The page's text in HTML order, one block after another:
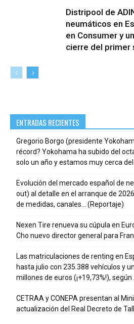
Distripool de
neumáticos en
en Consumer y
cierre del primer
ENTRADAS RECIENTES
Gregorio Borgo (presidente
récord? Yokohama ha subido del
solo un año y estamos muy cerca del
Evolución del mercado español de
out) al detalle en el arranque de
de medidas, canales… (Reportaje)
Nexen Tire renueva su cúpula en
Cho nuevo director general para
Las matriculaciones de renting en
hasta julio con 235.388 vehículos y
millones de euros (¡+19,73%!), según
CETRAA y CONEPA presentan al
actualización del Real Decreto de